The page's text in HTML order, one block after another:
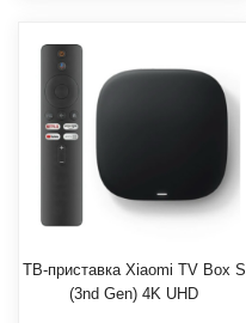
ТВ-приставка Xiaomi TV Box S
(3nd Gen) 4K UHD